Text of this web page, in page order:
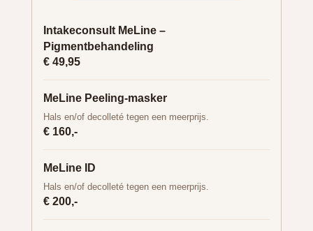
Intakeconsult MeLine –
Pigmentbehandeling
€ 49,95
MeLine Peeling-masker
Hals en/of decolleté tegen een meerprijs.
€ 160,-
MeLine ID
Hals en/of decolleté tegen een meerprijs.
€ 200,-